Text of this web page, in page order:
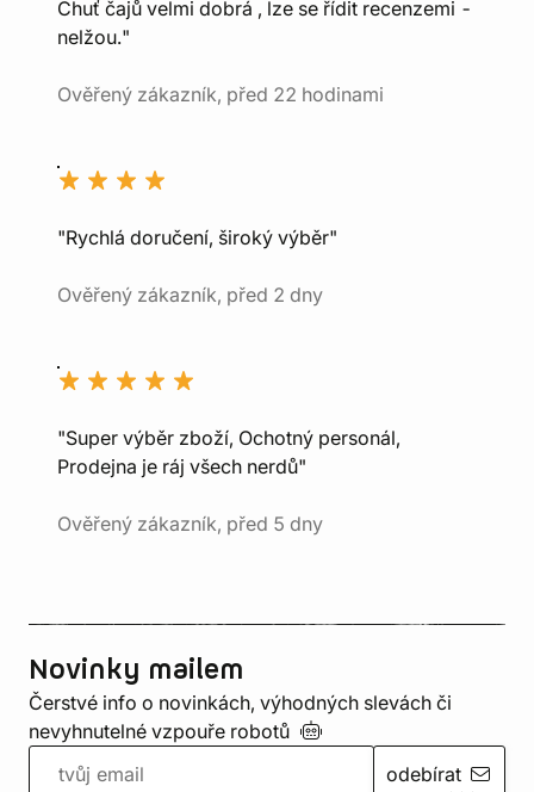
Chuť čajů velmi dobrá , lze se řídit recenzemi -
nelžou."
Ověřený zákazník, před 22 hodinami
"Rychlá doručení, široký výběr"
Ověřený zákazník, před 2 dny
"Super výběr zboží, Ochotný personál,
Prodejna je ráj všech nerdů"
Ověřený zákazník, před 5 dny
Novinky mailem
Čerstvé info o novinkách, výhodných slevách či
nevyhnutelné vzpouře robotů
odebírat